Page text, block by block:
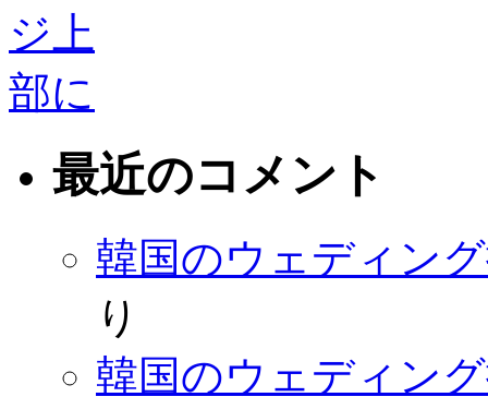
最近のコメント
韓国のウェディン
り
韓国のウェディン